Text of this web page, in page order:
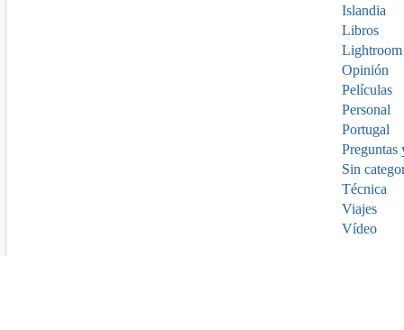
Islandia
Libros
Lightroom
Opinión
Películas
Personal
Portugal
Preguntas
Sin
Técnica
Viajes
Vídeo